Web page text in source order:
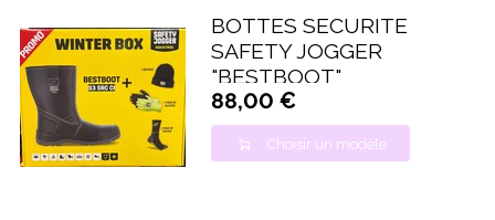
BOTTES SECURITE
SAFETY JOGGER
"BESTBOOT"
88,00 €
Choisir un modèle